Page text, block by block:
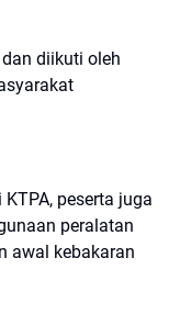
diikuti oleh
peserta juga
peralatan
awal kebakaran